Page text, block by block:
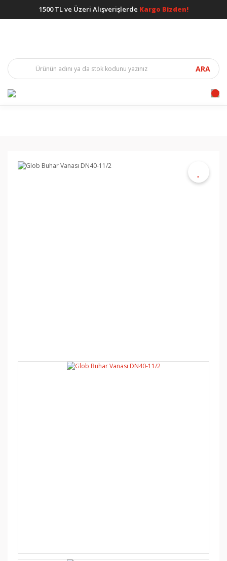
1500 TL ve Üzeri Alışverişlerde Kargo Bizden!
ARA